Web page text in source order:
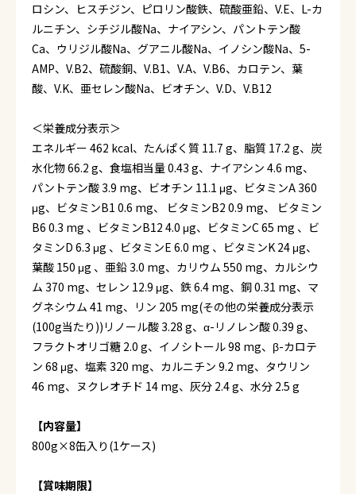
ロシン、ヒスチジン、ピロリン酸鉄、硫酸亜鉛、V.E、L-カ
ルニチン、シチジル酸Na、ナイアシン、パントテン酸
Ca、ウリジル酸Na、グアニル酸Na、イノシン酸Na、5-
AMP、V.B2、硫酸銅、V.B1、V.A、V.B6、カロテン、葉
酸、V.K、亜セレン酸Na、ビオチン、V.D、V.B12
＜栄養成分表示＞
エネルギー 462 kcal、たんぱく質 11.7 g、脂質 17.2 g、炭
水化物 66.2 g、食塩相当量 0.43 g、ナイアシン 4.6 mg、
パントテン酸 3.9 mg、ビオチン 11.1 μg、ビタミンA 360
μg、ビタミンB1 0.6 mg、 ビタミンB2 0.9 mg、 ビタミン
B6 0.3 mg 、ビタミンB12 4.0 μg、ビタミンC 65 mg 、ビ
タミンD 6.3 μg 、ビタミンE 6.0 mg 、ビタミンK 24 μg、
葉酸 150 μg 、亜鉛 3.0 mg、カリウム 550 mg、カルシウ
ム 370 mg、セレン 12.9 μg、鉄 6.4 mg、銅 0.31 mg、マ
グネシウム 41 mg、リン 205 mg(その他の栄養成分表示
(100g当たり))リノール酸 3.28 g、α-リノレン酸 0.39 g、
フラクトオリゴ糖 2.0 g、イノシトール 98 mg、β-カロテ
ン 68 μg、塩素 320 mg、カルニチン 9.2 mg、タウリン
46 mg、ヌクレオチド 14 mg、灰分 2.4 g、水分 2.5 g
【内容量】
800g×8缶入り(1ケース)
【賞味期限】